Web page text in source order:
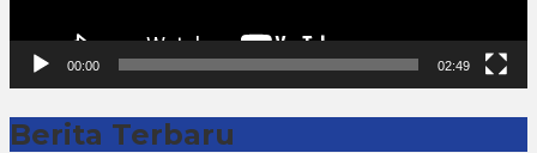
00:00 02:49
Berita Terbaru